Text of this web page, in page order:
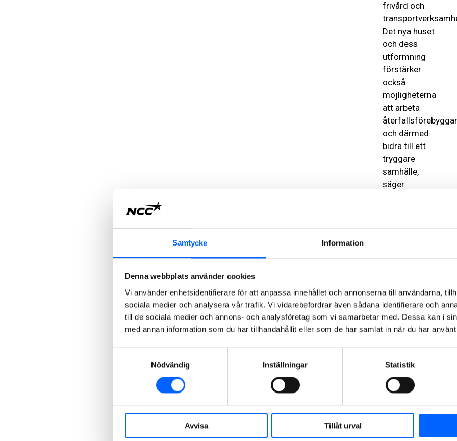
Samtycke Information
Denna webbplats använder cookies
Vi använder enhetsidentifierare för att anpassa innehållet och annonserna till användarna,
sociala medier och analysera vår trafik. Vi vidarebefordrar även sådana identifierare och
till de sociala medier och annons- och analysföretag som vi samarbetar med. Dessa kan i
med annan information som du har tillhandahållit eller som de har samlat in när du har
Nödvändig
Inställningar Statistik
Avvisa Tillåt urval
frivård och
Det nya huset
och dess
utformning
förstärker
också
möjligheterna
att arbeta
och därmed
bidra till ett
tryggare
samhälle,
säger
Det blir en
för häktet i
Kristianstad,
som går från
29 platser till
100. Därmed
80 nya
som